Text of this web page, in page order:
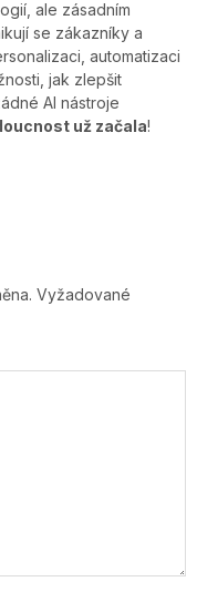
ale zásadním
se zákazníky a
automatizaci
jak zlepšit
AI nástroje
už začala!
Vyžadované